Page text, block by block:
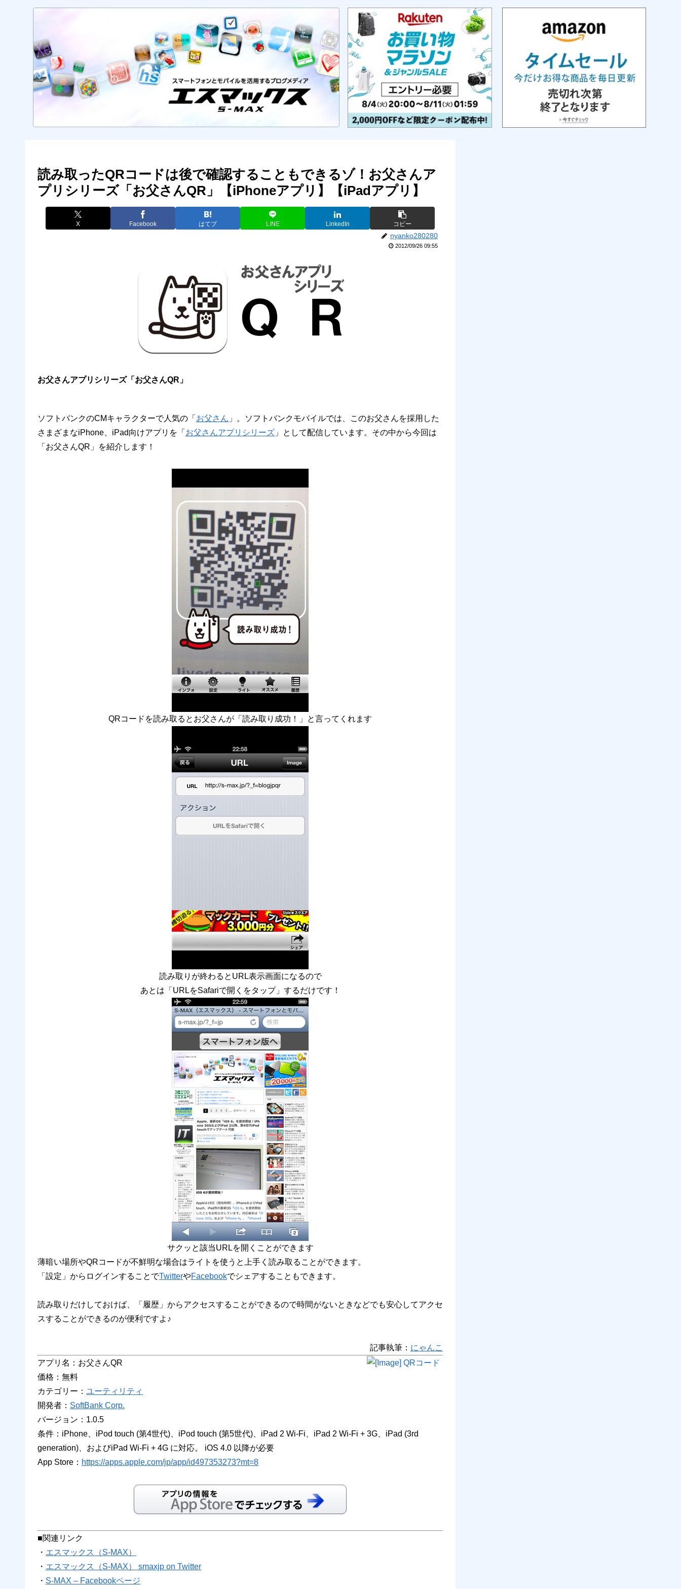
読み取ったQRコードは後で確認することもできるゾ！お父さんア
プリシリーズ「お父さんQR」【iPhoneアプリ】【iPadアプリ】
X Facebook はてブ LINE LinkedIn コピー
nyanko280280
2012/09/26 09:55
お父さんアプリシリーズ「お父さんQR」
ソフトバンクのCMキャラクターで人気の「 お父さん 」。ソフトバンクモバイルでは、このお父さんを採用した
さまざまなiPhone、iPad向けアプリを「 お父さんアプリシリーズ 」として配信しています。その中から今回は
「お父さんQR」を紹介します！
QRコードを読み取るとお父さんが「読み取り成功！」と言ってくれます
読み取りが終わるとURL表示画面になるので
あとは「URLをSafariで開くをタップ」するだけです！
サクッと該当URLを開くことができます
薄暗い場所やQRコードが不鮮明な場合はライトを使うと上手く読み取ることができます。
「設定」からログインすることでTwitterやFacebookでシェアすることもできます。
読み取りだけしておけば、「履歴」からアクセスすることができるので時間がないときなどでも安心してアクセ
スすることができるのが便利ですよ♪
記事執筆： にゃんこ
アプリ名：お父さんQR
価格：無料
カテゴリー： ユーティリティ
開発者： SoftBank Corp.
バージョン：1.0.5
条件：iPhone、iPod touch (第4世代)、iPod touch (第5世代)、iPad 2 Wi-Fi、iPad 2 Wi-Fi + 3G、iPad (3rd
generation)、およびiPad Wi-Fi + 4G に対応。 iOS 4.0 以降が必要
App Store： https://apps.apple.com/jp/app/id497353273?mt=8
■関連リンク
・ エスマックス（S-MAX）
・ エスマックス（S-MAX） smaxjp on Twitter
・ S-MAX – Facebookページ